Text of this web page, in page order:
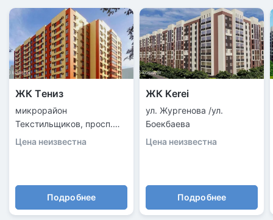
ЖК Тениз
микрорайон
Текстильщиков, просп.
Тауелсиздик, 34/10
Цена неизвестна
Подробнее
ЖК Kerei
ул. Жургенова /ул.
Боекбаева
Цена неизвестна
Подробнее